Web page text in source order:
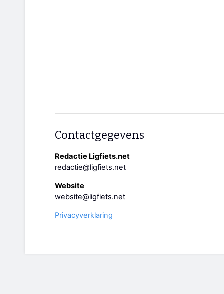
Contactgegevens
Redactie Ligfiets.net
redactie@ligfiets.net
Website
website@ligfiets.net
Privacyverklaring